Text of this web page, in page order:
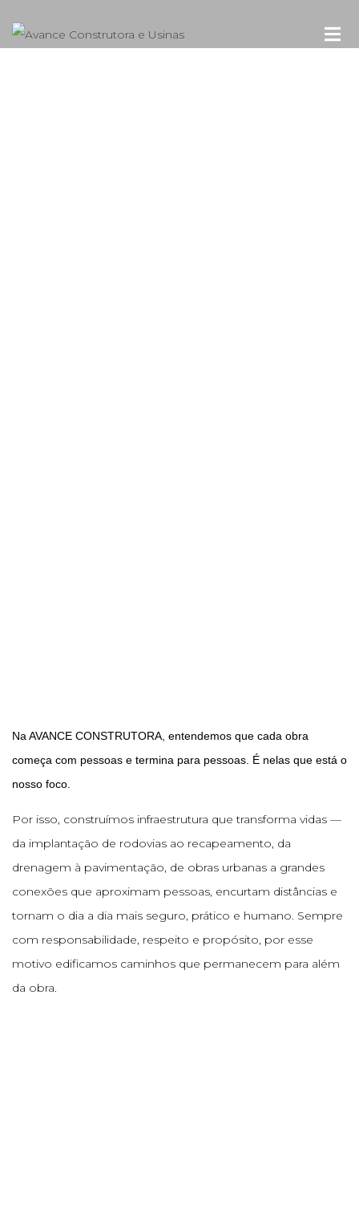
Na AVANCE CONSTRUTORA, entendemos que cada obra
começa com pessoas e termina para pessoas. É nelas que está o
nosso foco.
Por isso, construímos infraestrutura que transforma vidas —
da implantação de rodovias ao recapeamento, da
drenagem à pavimentação, de obras urbanas a grandes
conexões que aproximam pessoas, encurtam distâncias e
tornam o dia a dia mais seguro, prático e humano. Sempre
com responsabilidade, respeito e propósito, por esse
motivo edificamos caminhos que permanecem para além
da obra.